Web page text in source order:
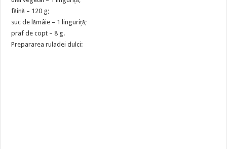
făină – 120 g;
suc de lămâie – 1 linguriță;
praf de copt – 8 g.
Prepararea ruladei dulci: